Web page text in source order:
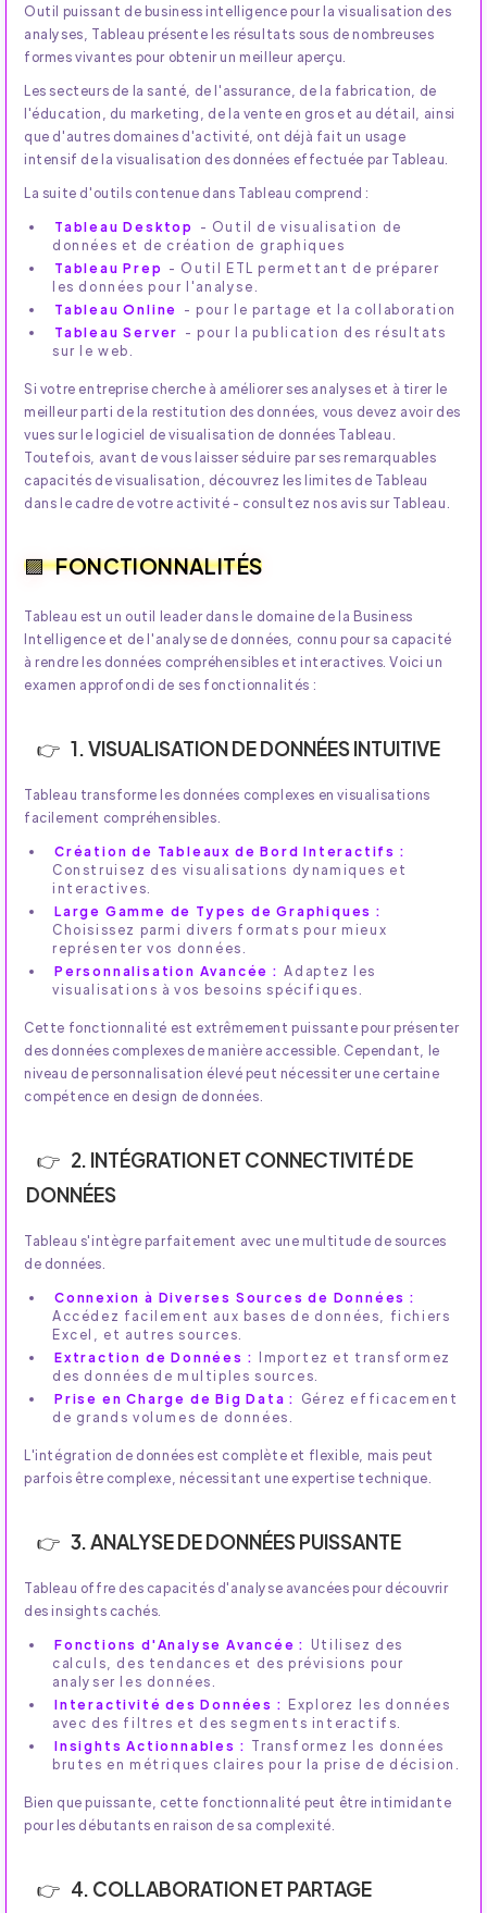
Outil puissant de business intelligence pour la visualisation des
analyses, Tableau présente les résultats sous de nombreuses
formes vivantes pour obtenir un meilleur aperçu.
Les secteurs de la santé, de l'assurance, de la fabrication, de
l'éducation, du marketing, de la vente en gros et au détail, ainsi
que d'autres domaines d'activité, ont déjà fait un usage
intensif de la visualisation des données effectuée par Tableau.
La suite d'outils contenue dans Tableau comprend :
Tableau Desktop - Outil de visualisation de
données et de création de graphiques
Tableau Prep - Outil ETL permettant de préparer
les données pour l'analyse.
Tableau Online - pour le partage et la collaboration
Tableau Server - pour la publication des résultats
sur le web.
Si votre entreprise cherche à améliorer ses analyses et à tirer le
meilleur parti de la restitution des données, vous devez avoir des
vues sur le logiciel de visualisation de données Tableau.
Toutefois, avant de vous laisser séduire par ses remarquables
capacités de visualisation, découvrez les limites de Tableau
dans le cadre de votre activité - consultez nos avis sur Tableau.
FONCTIONNALITÉS
Tableau est un outil leader dans le domaine de la Business
Intelligence et de l'analyse de données, connu pour sa capacité
à rendre les données compréhensibles et interactives. Voici un
examen approfondi de ses fonctionnalités :
1. VISUALISATION DE DONNÉES INTUITIVE
Tableau transforme les données complexes en visualisations
facilement compréhensibles.
Création de Tableaux de Bord Interactifs :
Construisez des visualisations dynamiques et
interactives.
Large Gamme de Types de Graphiques :
Choisissez parmi divers formats pour mieux
représenter vos données.
Personnalisation Avancée : Adaptez les
visualisations à vos besoins spécifiques.
Cette fonctionnalité est extrêmement puissante pour présenter
des données complexes de manière accessible. Cependant, le
niveau de personnalisation élevé peut nécessiter une certaine
compétence en design de données.
2. INTÉGRATION ET CONNECTIVITÉ DE
DONNÉES
Tableau s'intègre parfaitement avec une multitude de sources
de données.
Connexion à Diverses Sources de Données :
Accédez facilement aux bases de données, fichiers
Excel, et autres sources.
Extraction de Données : Importez et transformez
des données de multiples sources.
Prise en Charge de Big Data : Gérez efficacement
de grands volumes de données.
L'intégration de données est complète et flexible, mais peut
parfois être complexe, nécessitant une expertise technique.
3. ANALYSE DE DONNÉES PUISSANTE
Tableau offre des capacités d'analyse avancées pour découvrir
des insights cachés.
Fonctions d'Analyse Avancée : Utilisez des
calculs, des tendances et des prévisions pour
analyser les données.
Interactivité des Données : Explorez les données
avec des filtres et des segments interactifs.
Insights Actionnables : Transformez les données
brutes en métriques claires pour la prise de décision.
Bien que puissante, cette fonctionnalité peut être intimidante
pour les débutants en raison de sa complexité.
4. COLLABORATION ET PARTAGE